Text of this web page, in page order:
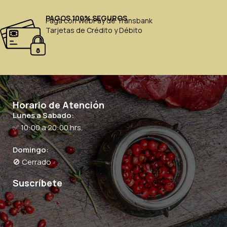
PAGOS 100% SEGUROS
Paga con WebPay de Transbank
Tarjetas de Crédito y Débito
Horario de Atención
Lunes a Sabado:
✅ 10:00 a 20:00 hrs.
Domingo:
🚫 Cerrado
Suscríbete